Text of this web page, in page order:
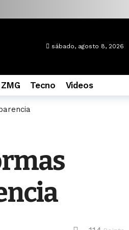
sábado, agosto 8, 2026
Tecno Videos